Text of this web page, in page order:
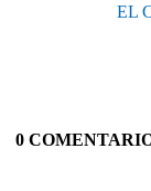
EL
0